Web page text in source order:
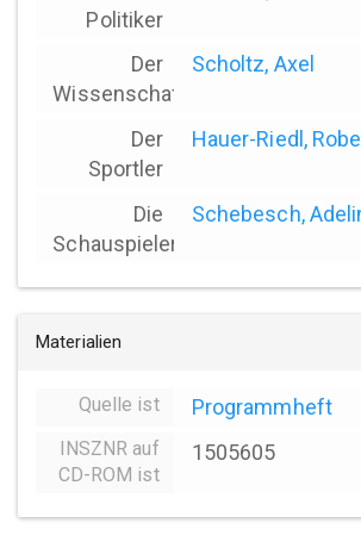
Politiker
Der
Wissenschaftler
Scholtz, Axel
Der
Sportler
Hauer-Riedl,
Die
Schauspielerin
Schebesch,
Materialien
Quelle ist Programmheft
INSZNR auf
CD-ROM ist
1505605